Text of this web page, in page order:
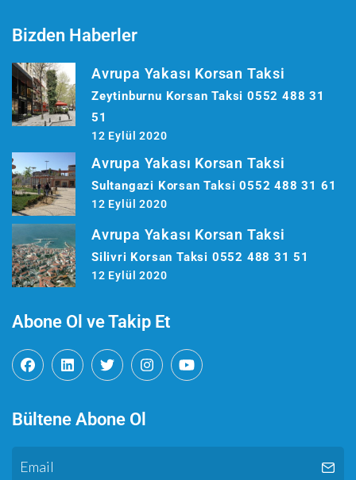
Bizden Haberler
Avrupa Yakası Korsan Taksi
Zeytinburnu Korsan Taksi 0552 488 31
51
12 Eylül 2020
Avrupa Yakası Korsan Taksi
Sultangazi Korsan Taksi 0552 488 31 61
12 Eylül 2020
Avrupa Yakası Korsan Taksi
Silivri Korsan Taksi 0552 488 31 51
12 Eylül 2020
Abone Ol ve Takip Et
Bültene Abone Ol